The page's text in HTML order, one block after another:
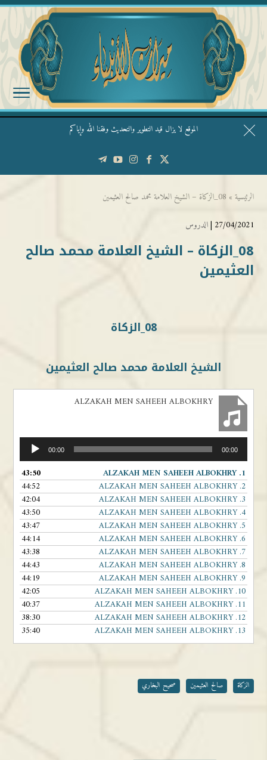
الموقع لا يزال قيد التطوير والتحديث وفقنا الله وإياكم
قال الشيخ ربيع وفقه الله: نحن ليس عندنا تقديس الأشخاص
الرئيسية » 08_الزكاة – الشيخ العلامة محمد صالح العثيمين
27/04/2021 | الدروس
08_الزكاة – الشيخ العلامة محمد صالح
العثيمين
08_الزكاة
الشيخ العلامة محمد صالح العثيمين
ALZAKAH MEN SAHEEH ALBOKHRY
الصوت
00:00 00:00
1.
ALZAKAH MEN SAHEEH ALBOKHRY
43:50
2.
ALZAKAH MEN SAHEEH ALBOKHRY
44:52
3.
ALZAKAH MEN SAHEEH ALBOKHRY
42:04
4.
ALZAKAH MEN SAHEEH ALBOKHRY
43:50
5.
ALZAKAH MEN SAHEEH ALBOKHRY
43:47
6.
ALZAKAH MEN SAHEEH ALBOKHRY
44:14
7.
ALZAKAH MEN SAHEEH ALBOKHRY
43:38
8.
ALZAKAH MEN SAHEEH ALBOKHRY
44:43
9.
ALZAKAH MEN SAHEEH ALBOKHRY
44:19
10.
ALZAKAH MEN SAHEEH ALBOKHRY
42:05
11.
ALZAKAH MEN SAHEEH ALBOKHRY
40:37
12.
ALZAKAH MEN SAHEEH ALBOKHRY
38:30
13.
ALZAKAH MEN SAHEEH ALBOKHRY
35:40
الزكاة صالح العثيمين صحيح البخاري